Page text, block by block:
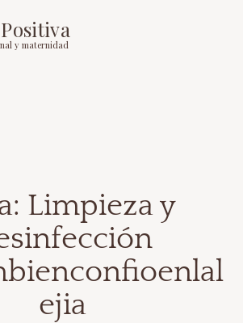
y maternidad
Limpieza y
ejia